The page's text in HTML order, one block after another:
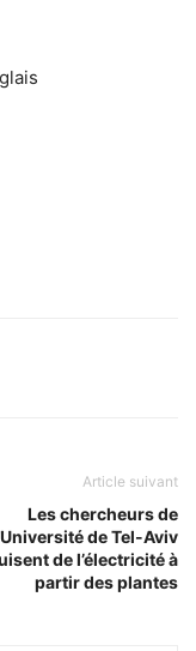
Article suivant
Les chercheurs de
de Tel-Aviv
de l’électricité à
partir des plantes